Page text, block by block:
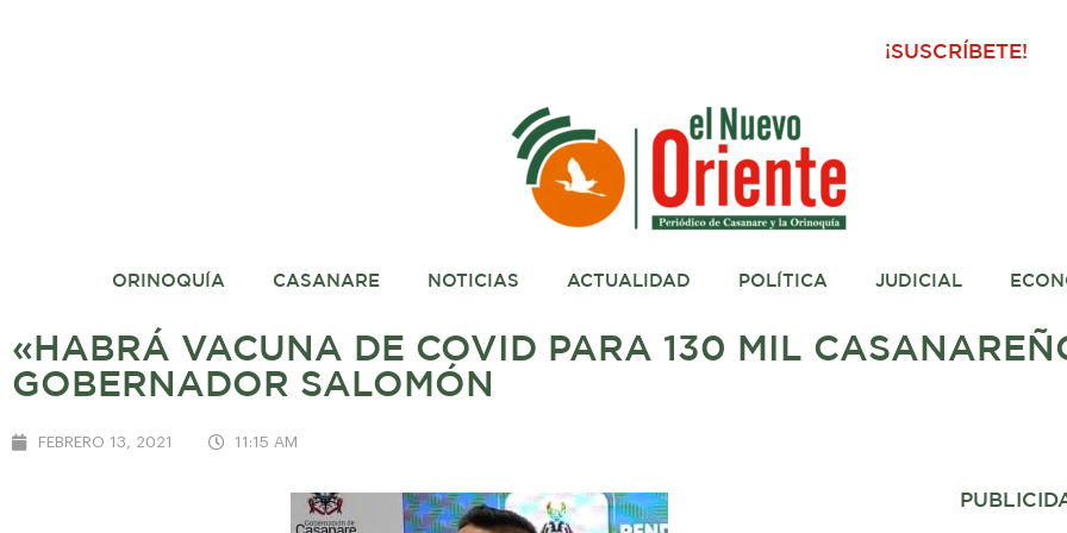
¡SUSCRÍBETE!
ORINOQUÍA CASANARE NOTICIAS ACTUALIDAD POLÍTICA JUDICIAL
«HABRÁ VACUNA DE COVID PARA 130 MIL
GOBERNADOR SALOMÓN
FEBRERO 13, 2021 11:15 AM